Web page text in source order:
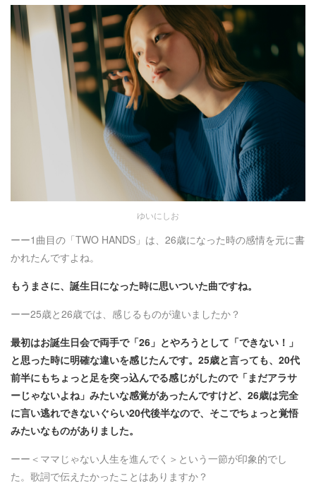
ゆいにしお
ーー1曲目の「TWO HANDS」は、26歳になった時の感情を元に書
かれたんですよね。
もうまさに、誕生日になった時に思いついた曲ですね。
ーー25歳と26歳では、感じるものが違いましたか？
最初はお誕生日会で両手で「26」とやろうとして「できない！」
と思った時に明確な違いを感じたんです。25歳と言っても、20代
前半にもちょっと足を突っ込んでる感じがしたので「まだアラサ
ーじゃないよね」みたいな感覚があったんですけど、26歳は完全
に言い逃れできないぐらい20代後半なので、そこでちょっと覚悟
みたいなものがありました。
ーー＜ママじゃない人生を進んでく＞という一節が印象的でし
た。歌詞で伝えたかったことはありますか？